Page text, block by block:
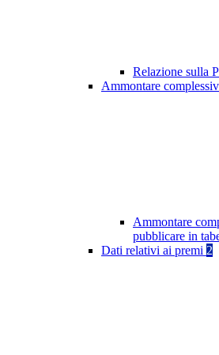
Relazione sulla
Ammontare
Ammontare
pubblicare in
Dati relativi ai premi 2